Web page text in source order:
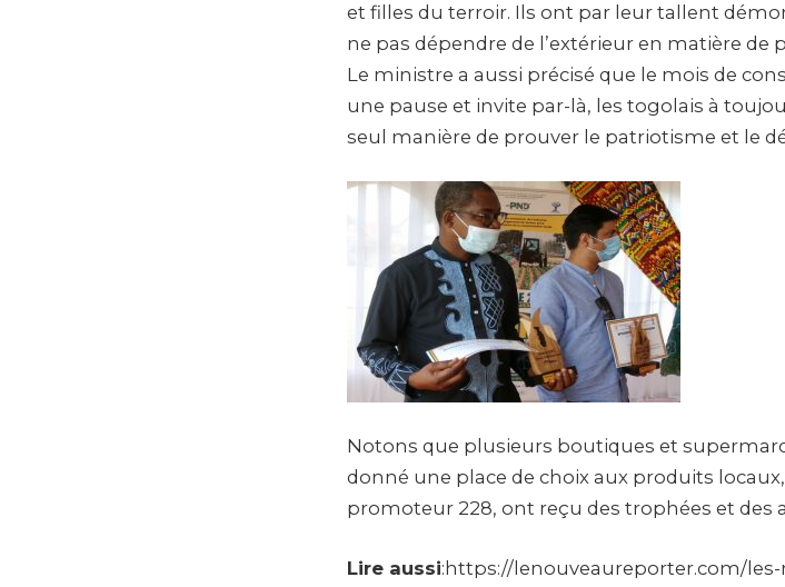
et filles du terroir. Ils ont par leur tallent
ne pas dépendre de l’extérieur en matière de
Le ministre a aussi précisé que le mois de
une pause et invite par-là, les togolais à
seul manière de prouver le patriotisme et le
Notons que plusieurs boutiques et
donné une place de choix aux produits
promoteur 228, ont reçu des trophées et des
Lire aussi:https://lenouveaureporter.com/